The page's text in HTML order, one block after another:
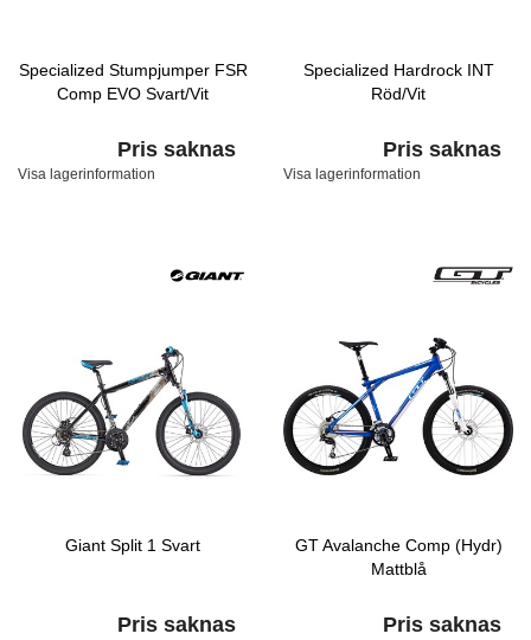
Specialized Stumpjumper FSR
Comp EVO Svart/Vit
Pris saknas
Visa lagerinformation
Specialized Hardrock INT
Röd/Vit
Pris saknas
Visa lagerinformation
Giant Split 1 Svart
Pris saknas
GT Avalanche Comp (Hydr)
Mattblå
Pris saknas